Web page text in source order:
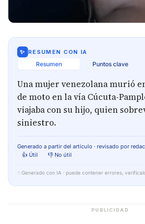
✨ RESUMEN CON IA
Resumen Puntos clave
Una mujer venezolana murió
de moto en la vía Cúcuta-
viajaba con su hijo, quien
siniestro.
Generado a partir del artículo · revisado por
👍 Útil
👎 No útil
✨ Generado con IA · puede contener errores,
PUBLICIDAD